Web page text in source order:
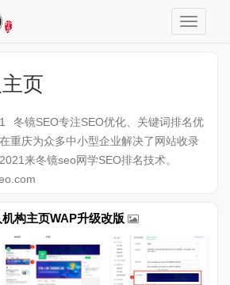
页
冬镜SEO专注SEO优化、关键词排名优
重庆为众多中小型企业解决了网站收录
来冬镜seo网学SEO排名技术。
构主页WAP升级改版